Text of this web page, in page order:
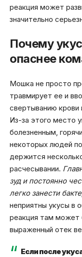
реакция может
значительно
Почему
опаснее
Мошка не просто
травмирует ее и
свертыванию
Из-за этого место
болезненным,
некоторых людей
держится
расчесывании.
зуд и постоянно
легко занести
неприятны укусы в
реакция там может
выраженный отек
Если после